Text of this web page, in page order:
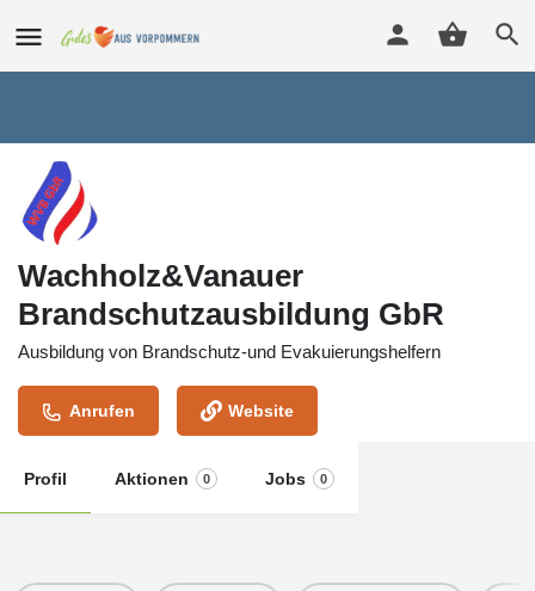
Wachholz&Vanauer
Brandschutzausbildung GbR
Ausbildung von Brandschutz-und Evakuierungshelfern
Anrufen Website
Profil Aktionen 0 Jobs 0